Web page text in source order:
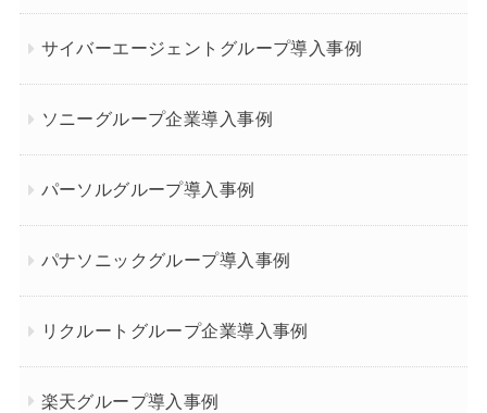
サイバーエージェントグループ導入事例
ソニーグループ企業導入事例
パーソルグループ導入事例
パナソニックグループ導入事例
リクルートグループ企業導入事例
楽天グループ導入事例